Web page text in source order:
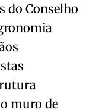
do Conselho
muro de